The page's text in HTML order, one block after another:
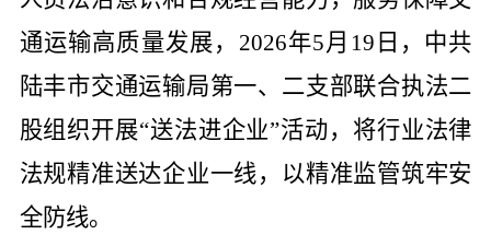
通运输高质量发展， 2026年5月 19 日，中共
陆丰市交通运输局第一、二支部联合执法二
股组织开展“送法进企业”活动，将行业法律
法规精准送达企业一线，以精准监管筑牢安
全防线。